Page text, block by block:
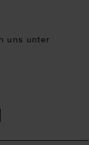
uns unter
TikTok